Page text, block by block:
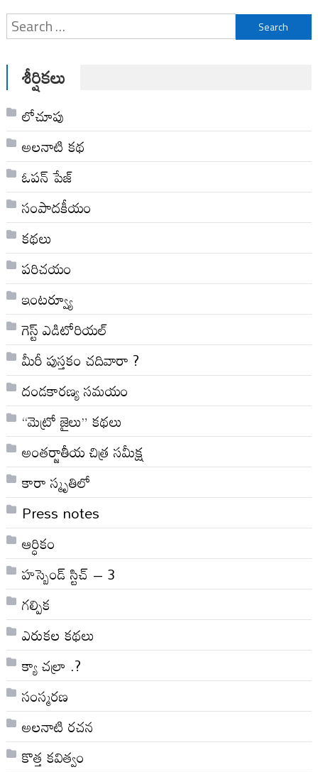
Search
for:
శీర్షికలు
లోచూపు
అల‌నాటి క‌థ‌
ఓపన్ పేజ్
సంపాదకీయం
కథలు
పరిచయం
ఇంటర్వ్యూ
గెస్ట్ ఎడిటోరియల్
మీరీ పుస్తకం చదివారా ?
దండకారణ్య సమయం
“మెట్రో జైలు” కథలు
అంతర్జాతీయ చిత్ర సమీక్ష
కారా స్మృతిలో
Press notes
ఆర్ధికం
హస్బెండ్ స్టిచ్ – 3
గల్పిక
ఎరుకల కథలు
క్యా చల్రా .?
సంస్మరణ
అలనాటి రచన
కొత్త కవిత్వం